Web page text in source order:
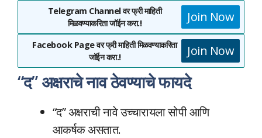
Telegram Channel वर फ्री माहिती
मिळवण्याकरिता जॉईन करा.!
Join Now
Facebook Page वर फ्री माहिती मिळवण्याकरिता
जॉईन करा.!
Join Now
“द” अक्षराचे नाव ठेवण्याचे फायदे
“द” अक्षराची नावे उच्चारायला सोपी आणि
आकर्षक असतात.